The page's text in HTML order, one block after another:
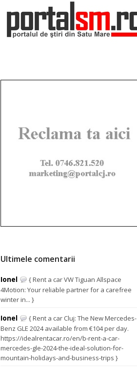
Ultimele comentarii
Ionel
{ Rent a car VW Tiguan Allspace
4Motion: Your reliable partner for a carefree
winter in... }
Ionel
{ Rent a car Cluj: The New Mercedes-
Benz GLE 2024 available from €104 per day.
https://idealrentacar.ro/en/b-rent-a-car-
mercedes-gle-2024-the-ideal-solution-for-
mountain-holidays-and-business-trips }